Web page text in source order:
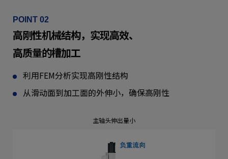
POINT 02
高刚性机械结构，实现高效、
高质量的槽加工
利用FEM分析实现高刚性结构
从滑动面到加工面的外伸小，确保高刚性
主轴头伸出量小